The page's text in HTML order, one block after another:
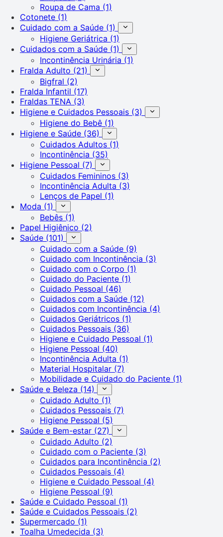
Roupa de Cama (1)
Cotonete (1)
Cuidado com a Saúde (1)
Higiene Geriátrica (1)
Cuidados com a Saúde (1)
Incontinência Urinária (1)
Fralda Adulto (21)
Bigfral (2)
Fralda Infantil (17)
Fraldas TENA (3)
Higiene e Cuidados Pessoais (3)
Higiene do Bebê (1)
Higiene e Saúde (36)
Cuidados Adultos (1)
Incontinência (35)
Higiene Pessoal (7)
Cuidados Femininos (3)
Incontinência Adulta (3)
Lenços de Papel (1)
Moda (1)
Bebês (1)
Papel Higiênico (2)
Saúde (101)
Cuidado com a Saúde (9)
Cuidado com Incontinência (3)
Cuidado com o Corpo (1)
Cuidado do Paciente (1)
Cuidado Pessoal (46)
Cuidados com a Saúde (12)
Cuidados com Incontinência (4)
Cuidados Geriátricos (1)
Cuidados Pessoais (36)
Higiene e Cuidado Pessoal (1)
Higiene Pessoal (40)
Incontinência Adulta (1)
Material Hospitalar (7)
Mobilidade e Cuidado do Paciente (1)
Saúde e Beleza (14)
Cuidado Adulto (1)
Cuidados Pessoais (7)
Higiene Pessoal (5)
Saúde e Bem-estar (27)
Cuidado Adulto (2)
Cuidado com o Paciente (3)
Cuidados para Incontinência (2)
Cuidados Pessoais (4)
Higiene e Cuidado Pessoal (4)
Higiene Pessoal (9)
Saúde e Cuidado Pessoal (1)
Saúde e Cuidados Pessoais (2)
Supermercado (1)
Toalha Umedecida (3)